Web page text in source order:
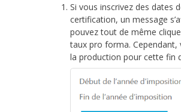
Si vous inscrivez des dates
certification, un message
pouvez tout de même
taux pro forma. Cependant,
la production pour cette fin